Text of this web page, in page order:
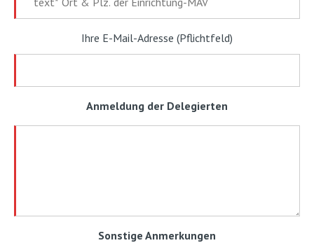
Ihre E-Mail-Adresse (Pflichtfeld)
Anmeldung der Delegierten
Sonstige Anmerkungen